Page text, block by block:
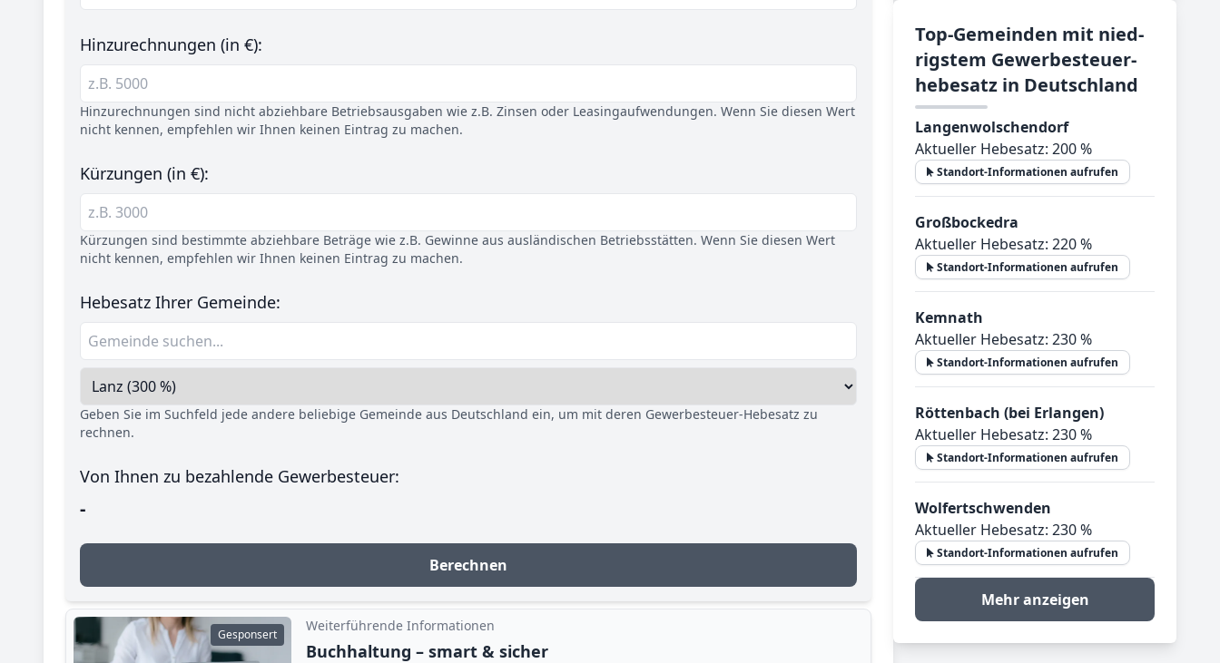
Hinzurechnungen (in €):
Hinzurechnungen sind nicht abziehbare Betriebsausgaben wie z.B. Zinsen oder Leasingaufwendungen. Wenn Sie diesen Wert
nicht kennen, empfehlen wir Ihnen keinen Eintrag zu machen.
Kürzungen (in €):
Kürzungen sind bestimmte abziehbare Beträge wie z.B. Gewinne aus ausländischen Betriebsstätten. Wenn Sie diesen Wert
nicht kennen, empfehlen wir Ihnen keinen Eintrag zu machen.
Hebesatz Ihrer Gemeinde:
Geben Sie im Suchfeld jede andere beliebige Gemeinde aus Deutschland ein, um mit deren Gewerbesteuer-Hebesatz zu
rechnen.
Von Ihnen zu bezahlende Gewerbesteuer:
-
Berechnen
Gesponsert
Weiterführende Informationen
Buchhaltung – smart & sicher
Top-­Ge­mein­den mit nied­
rig­stem Ge­wer­be­steu­er­
he­be­satz in Deutsch­land
Langenwolschendorf
Aktueller Hebesatz: 200 %
Standort-Informationen aufrufen
Großbockedra
Aktueller Hebesatz: 220 %
Standort-Informationen aufrufen
Kemnath
Aktueller Hebesatz: 230 %
Standort-Informationen aufrufen
Röttenbach (bei Erlangen)
Aktueller Hebesatz: 230 %
Standort-Informationen aufrufen
Wolfertschwenden
Aktueller Hebesatz: 230 %
Standort-Informationen aufrufen
Mehr anzeigen